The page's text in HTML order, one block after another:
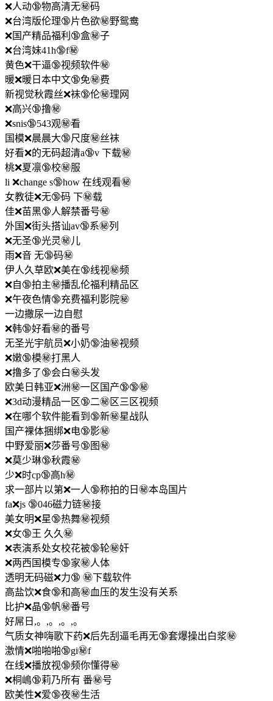
❌人动🔞物高清无㊙️码
❌台湾版伦理🔞片色欲㊙️野鸳鸯
❌国产精品福利🔞盒㊙️子
❌台湾妹41h🔞f㊙️
黄色❌干逼🔞视频软件㊙️
暖❌暖日本中文🔞免㊙️费
新视觉秋霞丝❌袜🔞伦㊙️理网
❌高兴🔞撸㊙️
❌snis🔞543观㊙️看
国模❌晨晨大🔞尺度㊙️丝袜
好看❌的无码超清a🔞v 下载㊙️
桃❌夏凛🔞校㊙️服
li ❌change s🔞how 在线观看㊙️
女教徒❌无🔞码 下㊙️载
佳❌苗黑🔞人解禁番号㊙️
外国❌街头搭讪av🔞系㊙️列
❌无圣🔞光灵㊙️儿
雨❌音 无🔞码㊙️
伊人久草欧❌美在🔞线视㊙️频
❌自🔞拍主㊙️播乱伦福利精品区
❌午夜色情🔞充费福利影院㊙️
一边撒尿一边自慰
❌韩🔞好看㊙️的番号
无圣光宇航员❌小奶🔞油㊙️视频
❌嫩🔞模㊙️打黑人
❌撸多了🔞会白㊙️头发
欧美日韩亚❌洲㊙一区国产🔞🔞㊙️
❌3d动漫精品一区🔞二㊙️区三区视频
❌在哪个软件能看到🔞新㊙️星战队
国产裸体捆绑❌电🔞影㊙️
中野爱丽❌莎番号🔞图㊙️
❌莫少琳🔞秋霞㊙️
少❌时cp🔞高h㊙️
求一部片以第❌一人🔞称拍的日㊙️本岛国片
fa❌js 🔞046磁力链㊙️接
美女明❌星🔞热舞㊙️视频
❌女🔞王 久久㊙️
❌表演系处女校花被🔞轮㊙️奸
❌两西国模专🔞家㊙️人体
透明无码磁❌力🔞 ㊙️下载软件
高盐饮❌食🔞和高㊙️血压的发生没有关系
比护❌晶🔞帆㊙️番号
好屌日,。,。,。,。
气质女神嗨歌下药❌后先刮逼毛再无🔞套爆操出白浆㊙️
激情❌啪啪啪🔞gi㊙️f
在线❌播放视🔞频你懂得㊙️
❌桐嶋🔞莉乃所有 番㊙️号
欧美性❌爱🔞夜㊙️生活